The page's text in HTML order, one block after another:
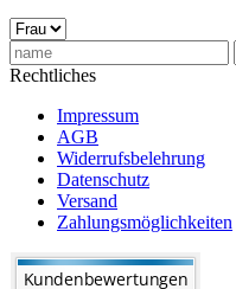
Rechtliches
Impressum
AGB
Widerrufsbelehrung
Datenschutz
Versand
Zahlungsmöglichkeiten